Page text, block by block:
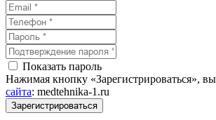
Показать пароль
Нажимая кнопку «Зарегистрироваться»,
сайта: medtehnika-1.ru
Зарегистрироваться